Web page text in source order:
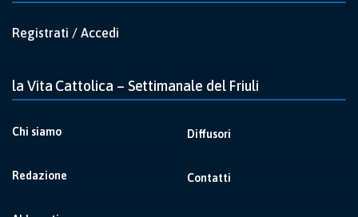
Registrati / Accedi
la Vita Cattolica – Settimanale del Friuli
Chi siamo
Redazione
Diffusori
Contatti